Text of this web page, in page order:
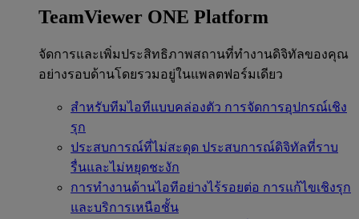
TeamViewer ONE Platform
จัดการและเพิ่มประสิทธิภาพสถานที่ทำงานดิจิทัลของคุณ
อย่างรอบด้านโดยรวมอยู่ในแพลตฟอร์มเดียว
สำหรับทีมไอทีแบบคล่องตัว การจัดการอุปกรณ์เชิง
รุก
ประสบการณ์ที่ไม่สะดุด ประสบการณ์ดิจิทัลที่ราบ
รื่นและไม่หยุดชะงัก
การทำงานด้านไอทีอย่างไร้รอยต่อ การแก้ไขเชิงรุก
และบริการเหนือชั้น